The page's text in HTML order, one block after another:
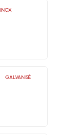
INOX
GALVANISÉ